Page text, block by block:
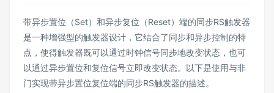
带异步置位（Set）和异步复位（Reset）端的同步RS触发器
是一种增强型的触发器设计，它结合了同步和异步控制的特
点，使得触发器既可以通过时钟信号同步地改变状态，也可
以通过异步置位和复位信号立即改变状态。以下是使用与非
门实现带异步置位复位端的同步RS触发器的描述。